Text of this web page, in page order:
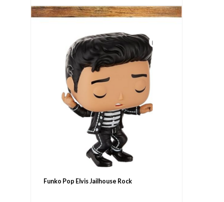
Funko Pop Elvis Jailhouse Rock